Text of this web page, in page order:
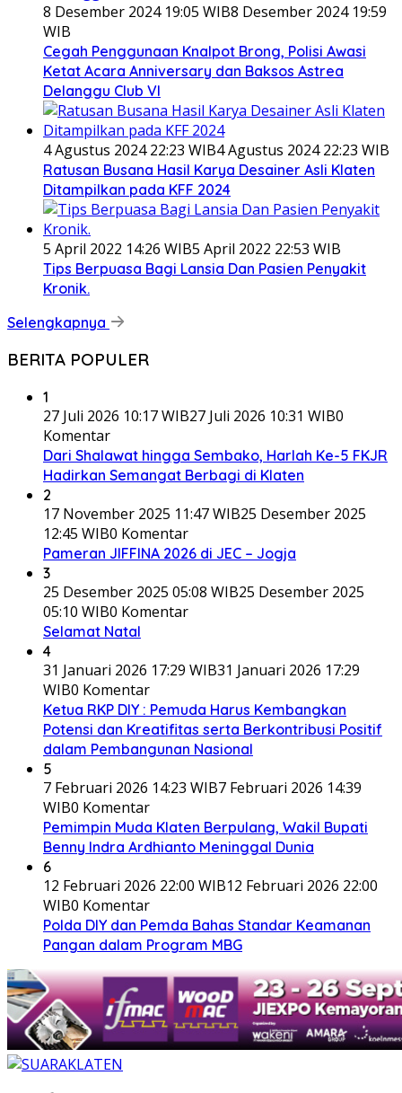
8 Desember 2024 19:05 WIB8 Desember 2024 19:59
WIB
Cegah Penggunaan Knalpot Brong, Polisi Awasi
Ketat Acara Anniversary dan Baksos Astrea
Delanggu Club VI
4 Agustus 2024 22:23 WIB4 Agustus 2024 22:23 WIB
Ratusan Busana Hasil Karya Desainer Asli Klaten
Ditampilkan pada KFF 2024
5 April 2022 14:26 WIB5 April 2022 22:53 WIB
Tips Berpuasa Bagi Lansia Dan Pasien Penyakit
Kronik.
Selengkapnya
BERITA POPULER
1
27 Juli 2026 10:17 WIB27 Juli 2026 10:31 WIB0
Komentar
Dari Shalawat hingga Sembako, Harlah Ke-5 FKJR
Hadirkan Semangat Berbagi di Klaten
2
17 November 2025 11:47 WIB25 Desember 2025
12:45 WIB0 Komentar
Pameran JIFFINA 2026 di JEC – Jogja
3
25 Desember 2025 05:08 WIB25 Desember 2025
05:10 WIB0 Komentar
Selamat Natal
4
31 Januari 2026 17:29 WIB31 Januari 2026 17:29
WIB0 Komentar
Ketua RKP DIY : Pemuda Harus Kembangkan
Potensi dan Kreatifitas serta Berkontribusi Positif
dalam Pembangunan Nasional
5
7 Februari 2026 14:23 WIB7 Februari 2026 14:39
WIB0 Komentar
Pemimpin Muda Klaten Berpulang, Wakil Bupati
Benny Indra Ardhianto Meninggal Dunia
6
12 Februari 2026 22:00 WIB12 Februari 2026 22:00
WIB0 Komentar
Polda DIY dan Pemda Bahas Standar Keamanan
Pangan dalam Program MBG